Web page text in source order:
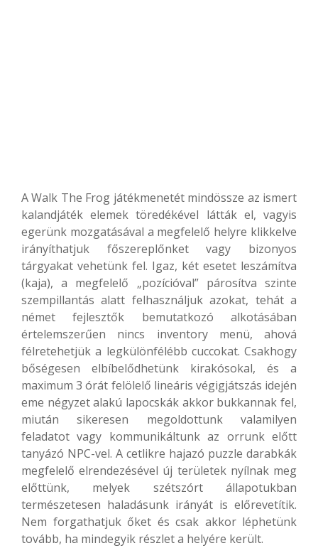
A Walk The Frog játékmenetét mindössze az ismert
kalandjáték elemek töredékével látták el, vagyis
egerünk mozgatásával a megfelelő helyre klikkelve
irányíthatjuk főszereplőnket vagy bizonyos
tárgyakat vehetünk fel. Igaz, két esetet leszámítva
(kaja), a megfelelő „pozícióval” párosítva szinte
szempillantás alatt felhasználjuk azokat, tehát a
német fejlesztők bemutatkozó alkotásában
értelemszerűen nincs inventory menü, ahová
félretehetjük a legkülönfélébb cuccokat. Csakhogy
bőségesen elbíbelődhetünk kirakósokal, és a
maximum 3 órát felölelő lineáris végigjátszás idején
eme négyzet alakú lapocskák akkor bukkannak fel,
miután sikeresen megoldottunk valamilyen
feladatot vagy kommunikáltunk az orrunk előtt
tanyázó NPC-vel. A cetlikre hajazó puzzle darabkák
megfelelő elrendezésével új területek nyílnak meg
előttünk, melyek szétszórt állapotukban
természetesen haladásunk irányát is előrevetítik.
Nem forgathatjuk őket és csak akkor léphetünk
tovább, ha mindegyik részlet a helyére került.